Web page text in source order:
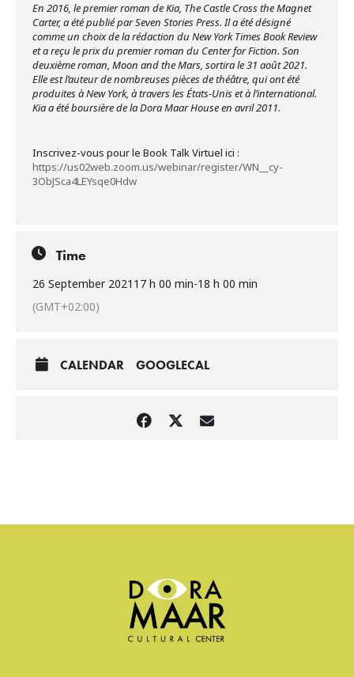
En 2016, le premier roman de Kia, The Castle Cross the Magnet
Carter, a été publié par Seven Stories Press. Il a été désigné
comme un choix de la rédaction du New York Times Book Review
et a reçu le prix du premier roman du Center for Fiction. Son
deuxième roman, Moon and the Mars, sortira le 31 août 2021.
Elle est l’auteur de nombreuses pièces de théâtre, qui ont été
produites à New York, à travers les États-Unis et à l’international.
Kia a été boursière de la Dora Maar House en avril 2011.
Inscrivez-vous pour le Book Talk Virtuel ici :
https://us02web.zoom.us/webinar/register/WN__cy-
3ObJSca4LEYsqe0Hdw
Time
26 September 2021 17 h 00 min-18 h 00 min
(GMT+02:00)
CALENDAR GOOGLECAL